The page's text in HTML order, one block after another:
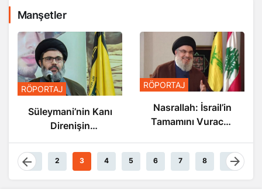
Manşetler
RÖPORTAJ
Nasrallah: İsrail’in
Tamamını Vuracak
Güçteyiz
RÖPORTAJ
Nasrallah: İsrail’in
Sonu Yakın
1 2 3 4 5 6 7 8 9